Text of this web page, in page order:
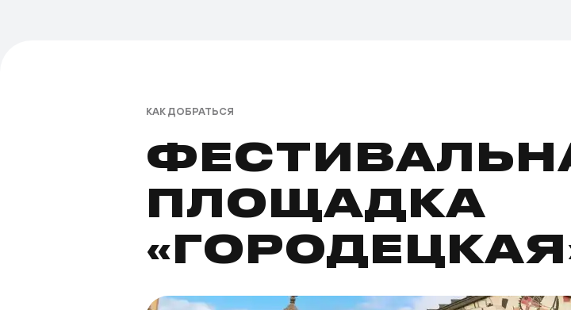
КАК ДОБРАТЬСЯ
ПЛОЩАДКА